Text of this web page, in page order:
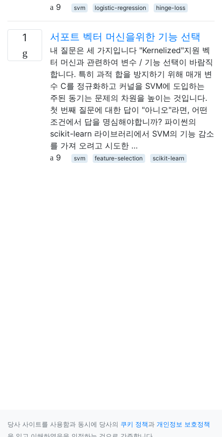
9 svm logistic-regression hinge-loss
1 서포트 벡터 머신을위한 기능 선택
내 질문은 세 가지입니다 "Kernelized"지원 벡
터 머신과 관련하여 변수 / 기능 선택이 바람직
합니다. 특히 과적 합을 방지하기 위해 매개 변
수 C를 정규화하고 커널을 SVM에 도입하는
주된 동기는 문제의 차원을 높이는 것입니다.
첫 번째 질문에 대한 답이 "아니오"라면, 어떤
조건에서 답을 명심해야합니까? 파이썬의
scikit-learn 라이브러리에서 SVM의 기능 감소
를 가져 오려고 시도한 …
9
svm feature-selection scikit-learn
당사 사이트를 사용함과 동시에 당사의 쿠키 정책과 개인정보 보호정책